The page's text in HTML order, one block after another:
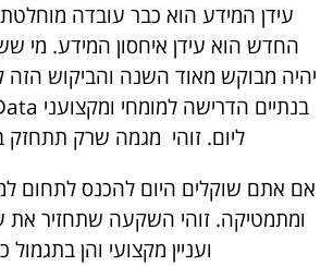
עידן המידע הוא כבר עובדה
החדש הוא עידן איחסון המידע. מי
יהיה מבוקש מאוד השנה והביקוש הזה
ליום. זוהי מגמה שרק תתחזק ב-
אם אתם שוקלים היום להכנס לתחום
ומתמטיקה. זוהי השקעה שתחזיר את
ועניין מקצועי והן בתגמול